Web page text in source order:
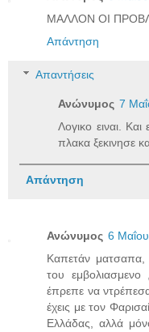
ΜΑΛΛΟΝ ΟΙ
Απάντηση
Απαντήσεις
Ανώνυμος 7
Λογικο ειναι.
πλακα ξεκινησε
Απάντηση
Ανώνυμος 6
Καπετάν ματσαπα,
του
έπρεπε να
έχεις με τον
Ελλάδας, αλλά